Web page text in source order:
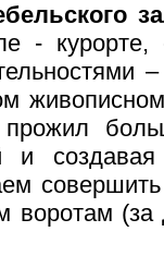
- курорте,
живописном
и
воротам